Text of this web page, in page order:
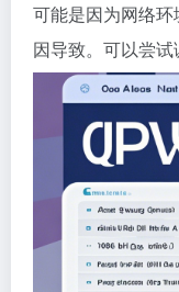
可能是因为网络
因导致。可以尝